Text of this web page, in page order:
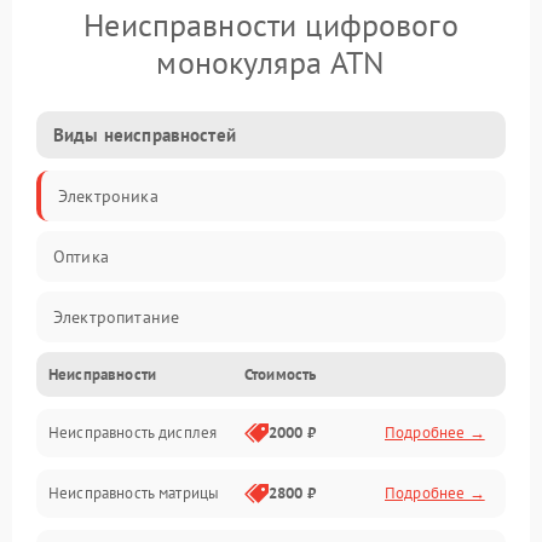
Неисправности цифрового
монокуляра ATN
Виды неисправностей
Электроника
Оптика
Электропитание
Видео
ПО
Управление
Неисправности Стоимость
Неисправность дисплея 2000 ₽ Подробнее →
Неисправность матрицы 2800 ₽ Подробнее →